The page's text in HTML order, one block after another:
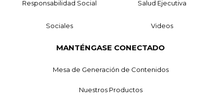
Responsabilidad Social Salud Ejecutiva
Sociales Videos
MANTÉNGASE CONECTADO
Mesa de Generación de Contenidos
Nuestros Productos